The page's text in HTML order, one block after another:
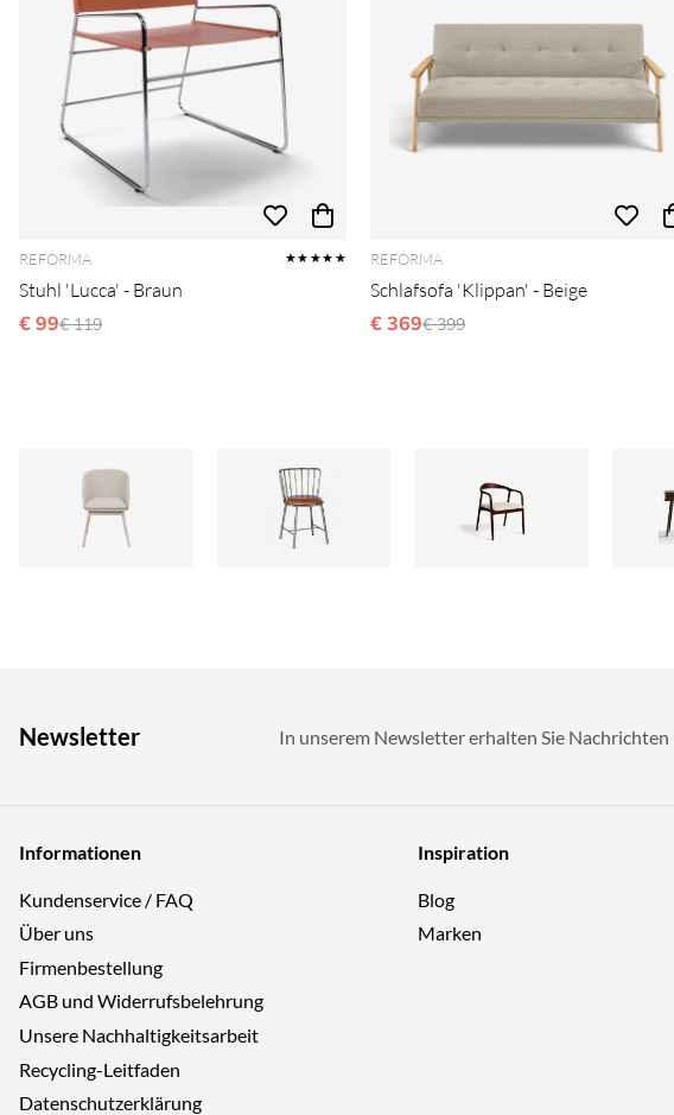
REFORMA ★★★★★
Stuhl 'Lucca' - Braun
€ 99Ordinarie pris:
€ 119
REFORMA
Schlafsofa 'Klippan' - Beige
€ 369Ordinarie pris:
€ 399
Newsletter In unserem Newsletter erhalten Sie
Informationen
Kundenservice / FAQ
Über uns
Firmenbestellung
AGB und Widerrufsbelehrung
Unsere Nachhaltigkeitsarbeit
Recycling-Leitfaden
Datenschutzerklärung
Inspiration
Blog
Marken